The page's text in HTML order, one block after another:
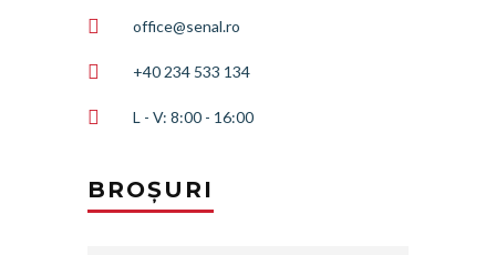
office@senal.ro
+40 234 533 134
L - V: 8:00 - 16:00
BROȘURI